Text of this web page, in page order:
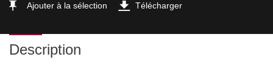
Ajouter à la sélection Télécharger
Description